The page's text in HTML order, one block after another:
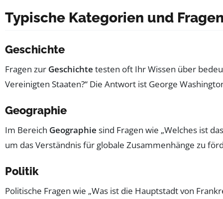
Typische Kategorien und
Geschichte
Fragen zur Geschichte testen oft Ihr Wissen über
Vereinigten Staaten?“ Die Antwort ist George
Geographie
Im Bereich Geographie sind Fragen wie „Welches ist
um das Verständnis für globale Zusammenhänge zu
Politik
Politische Fragen wie „Was ist die Hauptstadt von